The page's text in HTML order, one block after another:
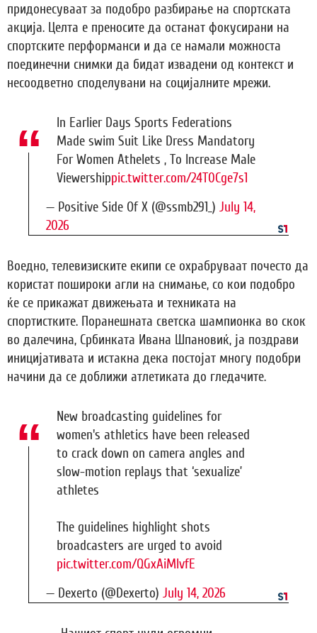
придонесуваат за подобро разбирање на спортската
акција. Целта е преносите да останат фокусирани на
спортските перформанси и да се намали можноста
поединечни снимки да бидат извадени од контекст и
несоодветно споделувани на социјалните мрежи.
In Earlier Days Sports Federations
Made swim Suit Like Dress Mandatory
For Women Athelets , To Increase Male
Viewershippic.twitter.com/24T0Cge7s1
— Positive Side Of X (@ssmb291_) July 14,
2026
Воедно, телевизиските екипи се охрабруваат почесто да
користат пошироки агли на снимање, со кои подобро
ќе се прикажат движењата и техниката на
спортистките. Поранешната светска шампионка во скок
во далечина, Србинката Ивана Шпановиќ, ја поздрави
иницијативата и истакна дека постојат многу подобри
начини да се доближи атлетиката до гледачите.
New broadcasting guidelines for
women's athletics have been released
to crack down on camera angles and
slow-motion replays that ‘sexualize’
athletes
The guidelines highlight shots
broadcasters are urged to avoid
pic.twitter.com/QGxAiMlvfE
— Dexerto (@Dexerto) July 14, 2026